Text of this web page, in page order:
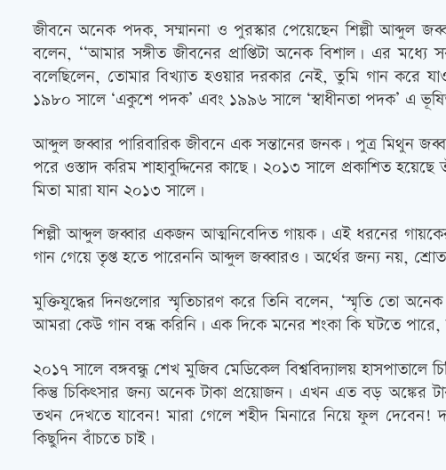
জীবনে অনেক পদক, সম্মাননা ও পুরস্কার পেয়েছেন শিল্পী আব্দুল
বলেন, ‘‘আমার সঙ্গীত জীবনের প্রাপ্তিটা অনেক বিশাল। এর
বলেছিলেন, তোমার বিখ্যাত হওয়ার দরকার নেই, তুমি গান করে
১৯৮০ সালে ‘একুশে পদক’ এবং ১৯৯৬ সালে ‘স্বাধীনতা পদক’ এ ভূষিত
আব্দুল জব্বার পারিবারিক জীবনে এক সন্তানের জনক। পুত্র মিথুন
পরে ওস্তাদ করিম শাহাবুদ্দিনের কাছে। ২০১৩ সালে প্রকাশিত হয়েছে
মিতা মারা যান ২০১৩ সালে।
শিল্পী আব্দুল জব্বার একজন আত্মনিবেদিত গায়ক। এই ধরনের
গান গেয়ে তৃপ্ত হতে পারেননি আব্দুল জব্বারও। অর্থের জন্য নয়,
মুক্তিযুদ্ধের দিনগুলোর স্মৃতিচারণ করে তিনি বলেন, ‘স্মৃতি তো
আমরা কেউ গান বন্ধ করিনি। এক দিকে মনের শংকা কি ঘটতে
২০১৭ সালে বঙ্গবন্ধু শেখ মুজিব মেডিকেল বিশ্ববিদ্যালয় হাসপাতালে
কিন্তু চিকিৎসার জন্য অনেক টাকা প্রয়োজন। এখন এত বড় অঙ্কের
তখন দেখতে যাবেন! মারা গেলে শহীদ মিনারে নিয়ে ফুল
কিছুদিন বাঁচতে চাই।